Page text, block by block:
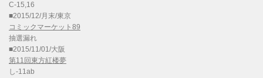
C-15,16
■2015/12/月末/東京
コミックマーケット89
抽選漏れ
■2015/11/01/大阪
第11回東方紅楼夢
し-11ab